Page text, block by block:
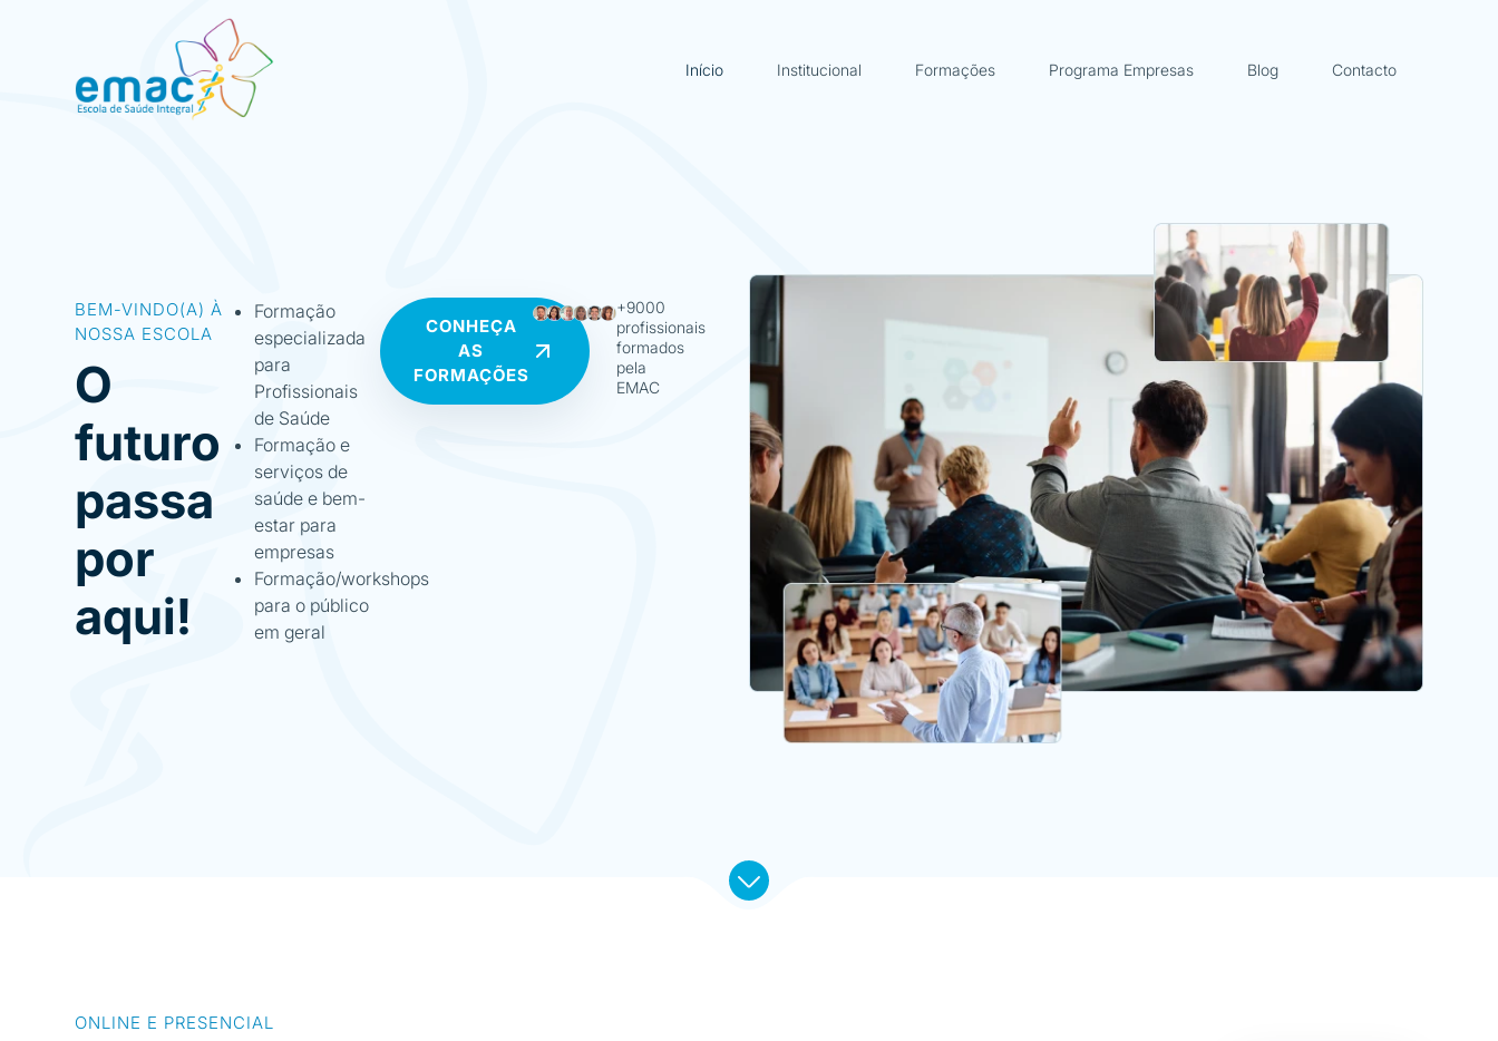
Início Institucional Formações Programa Empresas Blog Contacto
BEM-VINDO(A) À
NOSSA ESCOLA
O
futuro
passa
por
aqui!
Formação
especializada
para
Profissionais
de Saúde
Formação e
serviços de
saúde e bem-
estar para
empresas
Formação/workshops
para o público
em geral
CONHEÇA
AS
FORMAÇÕES
+9000
profissionais
formados
pela
EMAC
ONLINE E PRESENCIAL